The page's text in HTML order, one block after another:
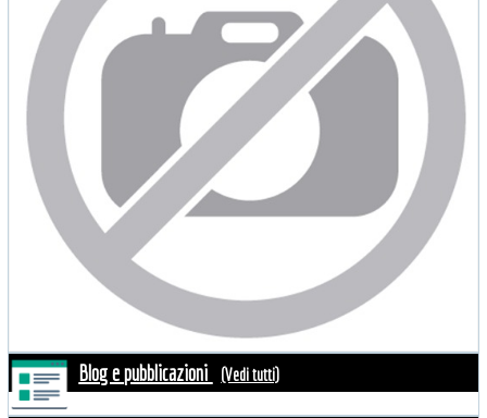
Blog e pubblicazioni (Vedi tutti)